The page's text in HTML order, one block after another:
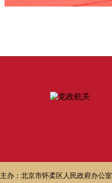
主办：北京市怀柔区人民政府办公室